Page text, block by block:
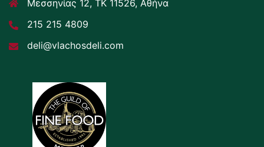
Μεσσηνίας 12, ΤΚ 11526, Αθήνα
215 215 4809
deli@vlachosdeli.com